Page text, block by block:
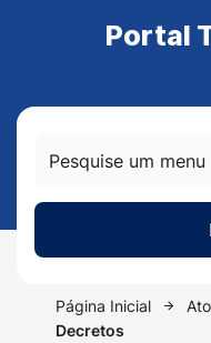
Portal
Página Inicial
Decretos